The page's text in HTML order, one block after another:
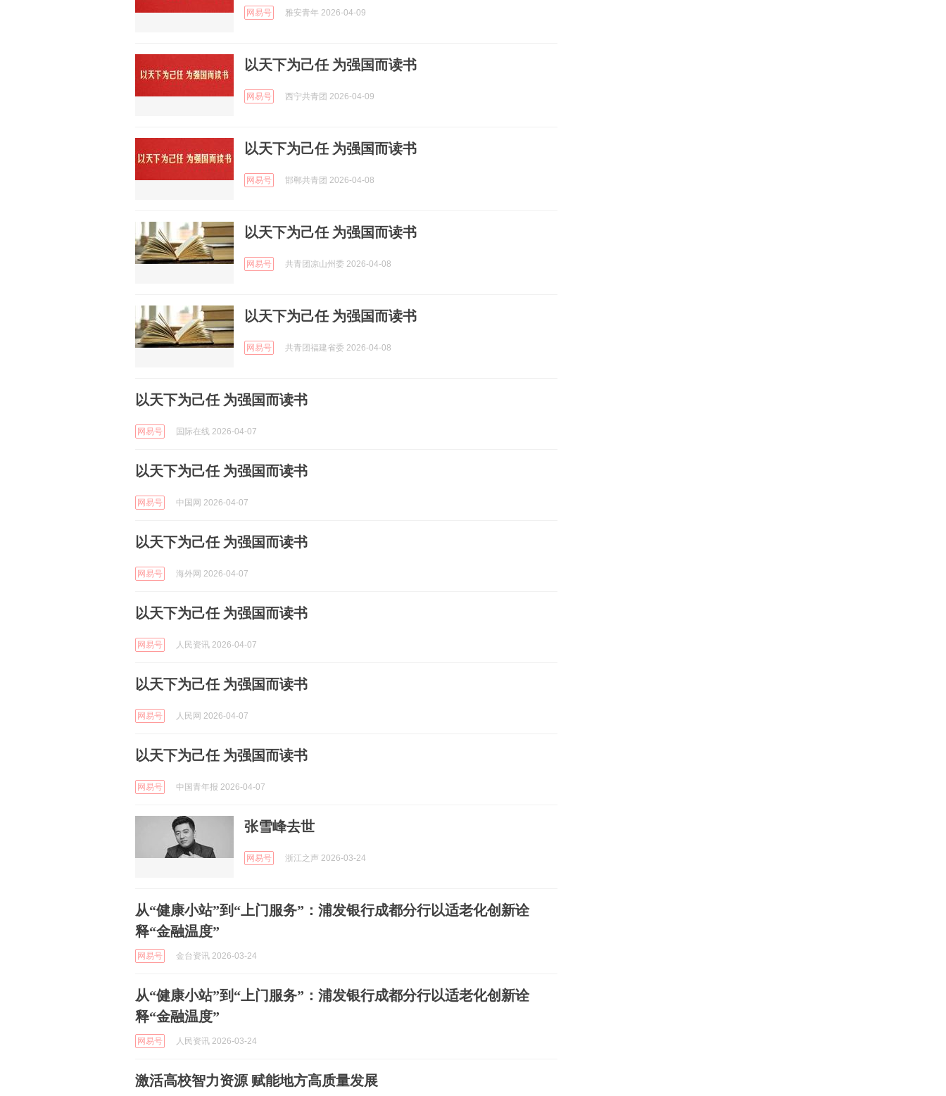
网易号 雅安青年 2026-04-09
以天下为己任 为强国而读书
网易号 西宁共青团 2026-04-09
以天下为己任 为强国而读书
网易号 邯郸共青团 2026-04-08
以天下为己任 为强国而读书
网易号 共青团凉山州委 2026-04-08
以天下为己任 为强国而读书
网易号 共青团福建省委 2026-04-08
以天下为己任 为强国而读书
网易号 国际在线 2026-04-07
以天下为己任 为强国而读书
网易号 中国网 2026-04-07
以天下为己任 为强国而读书
网易号 海外网 2026-04-07
以天下为己任 为强国而读书
网易号 人民资讯 2026-04-07
以天下为己任 为强国而读书
网易号 人民网 2026-04-07
以天下为己任 为强国而读书
网易号 中国青年报 2026-04-07
张雪峰去世
网易号 浙江之声 2026-03-24
从“健康小站”到“上门服务”：浦发银行成都分行以适老化创新诠
释“金融温度”
网易号 金台资讯 2026-03-24
从“健康小站”到“上门服务”：浦发银行成都分行以适老化创新诠
释“金融温度”
网易号 人民资讯 2026-03-24
激活高校智力资源 赋能地方高质量发展